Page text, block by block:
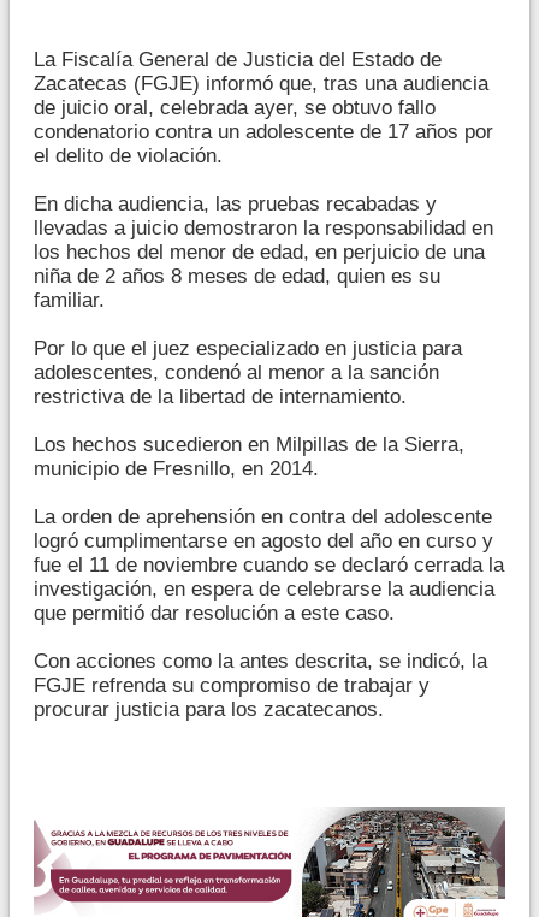
La Fiscalía General de Justicia del Estado de
Zacatecas (FGJE) informó que, tras una audiencia
de juicio oral, celebrada ayer, se obtuvo fallo
condenatorio contra un adolescente de 17 años por
el delito de violación.
En dicha audiencia, las pruebas recabadas y
llevadas a juicio demostraron la responsabilidad en
los hechos del menor de edad, en perjuicio de una
niña de 2 años 8 meses de edad, quien es su
familiar.
Por lo que el juez especializado en justicia para
adolescentes, condenó al menor a la sanción
restrictiva de la libertad de internamiento.
Los hechos sucedieron en Milpillas de la Sierra,
municipio de Fresnillo, en 2014.
La orden de aprehensión en contra del adolescente
logró cumplimentarse en agosto del año en curso y
fue el 11 de noviembre cuando se declaró cerrada la
investigación, en espera de celebrarse la audiencia
que permitió dar resolución a este caso.
Con acciones como la antes descrita, se indicó, la
FGJE refrenda su compromiso de trabajar y
procurar justicia para los zacatecanos.